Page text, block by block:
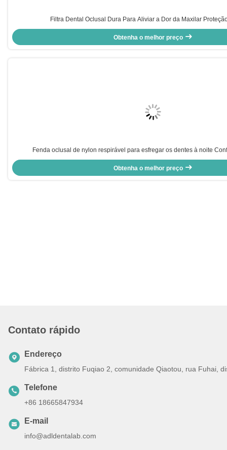
Filtra Dental Oclusal Dura Para Aliviar a Dor da Maxilar
Obtenha o melhor preço
Fenda oclusal de nylon respirável para esfregar os dentes à noite
Obtenha o melhor preço
Contato rápido
Endereço
Fábrica 1, distrito Fuqiao 2, comunidade Qiaotou, rua Fuhai,
Telefone
+86 18665847934
E-mail
info@adldentalab.com